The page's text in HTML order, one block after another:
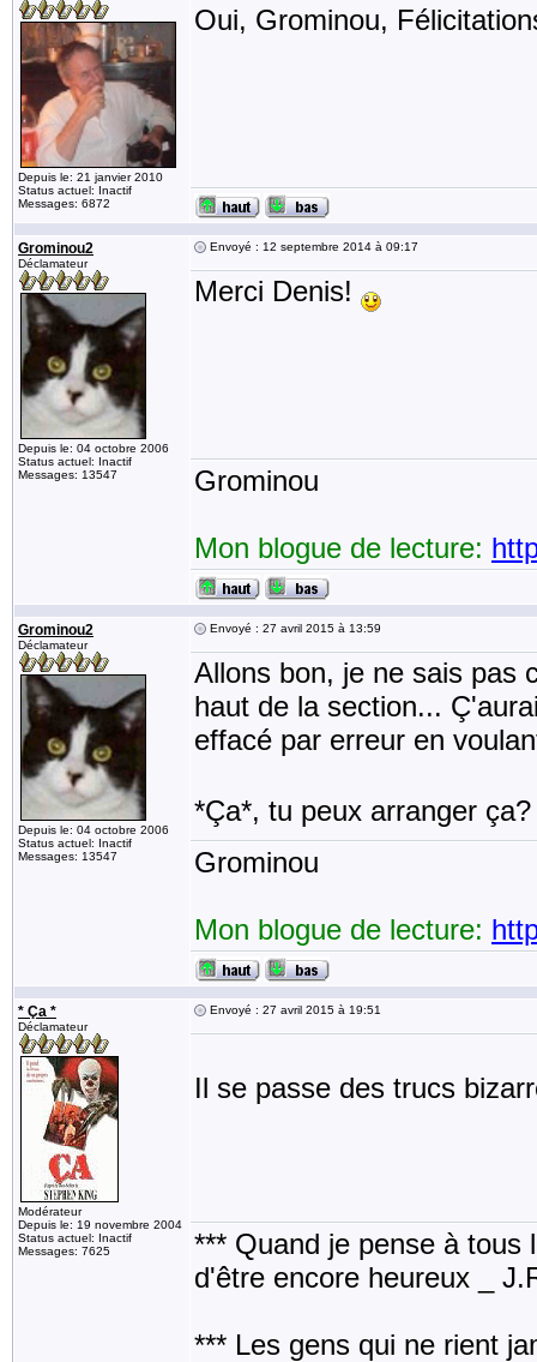
Depuis le: 21 janvier 2010
Status actuel: Inactif
Messages: 6872
Oui, Grominou,
Grominou2
Déclamateur
Depuis le: 04 octobre 2006
Status actuel: Inactif
Messages: 13547
Envoyé : 12 septembre 2014 à 09:17
Merci Denis!
Grominou
Mon blogue de lecture:
Grominou2
Déclamateur
Depuis le: 04 octobre 2006
Status actuel: Inactif
Messages: 13547
Envoyé : 27 avril 2015 à 13:59
Allons bon, je ne sais pas
haut de la section...
effacé par erreur en
*Ça*, tu peux arranger ça?
Grominou
Mon blogue de lecture:
* Ça *
Déclamateur
Modérateur
Depuis le: 19 novembre 2004
Status actuel: Inactif
Messages: 7625
Envoyé : 27 avril 2015 à 19:51
Il se passe des trucs
*** Quand je pense à tous
d'être encore heureux _
*** Les gens qui ne rient